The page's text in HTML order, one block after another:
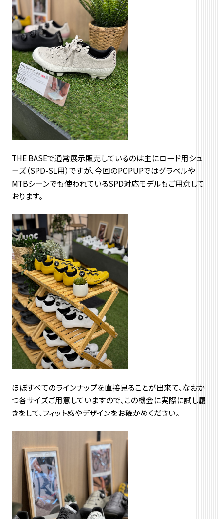
THE BASEで通常展示販売しているのは主にロード用シュ
ーズ（SPD-SL用）ですが、今回のPOPUPではグラベルや
MTBシーンでも使われているSPD対応モデルもご用意して
おります。
ほぼすべてのラインナップを直接見ることが出来て、なおか
つ各サイズご用意していますので、この機会に実際に試し履
きをして、フィット感やデザインをお確かめください。